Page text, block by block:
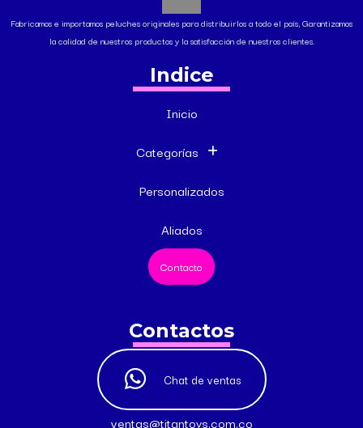
Fabricamos e importamos peluches originales para distribuirlos a todo el país, Garantizamos
la calidad de nuestros productos y la satisfacción de nuestros clientes.
Indice
Inicio
Categorías
Personalizados
Aliados
Contacto
Contactos
Chat de ventas
ventas@titantoys.com.co